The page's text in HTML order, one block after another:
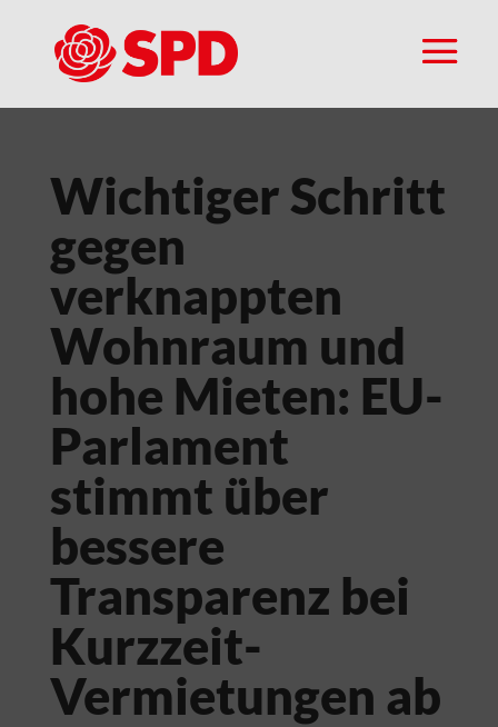
Wichtiger Schritt
gegen
verknappten
Wohnraum und
hohe Mieten: EU-
Parlament
stimmt über
bessere
Transparenz bei
Kurzzeit-
Vermietungen ab